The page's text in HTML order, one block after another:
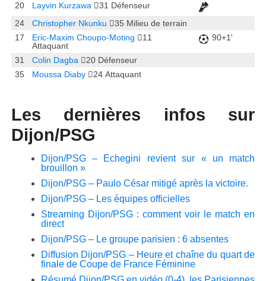
20
Layvin Kurzawa 31 Défenseur
24
Christopher Nkunku 35 Milieu de terrain
17
Eric-Maxim Choupo-Moting
11
Attaquant
90+1'
31 Colin Dagba 20 Défenseur
35
Moussa Diaby 24 Attaquant
Les dernières infos sur
Dijon/PSG
Dijon/PSG – Echegini revient sur « un match
brouillon »
Dijon/PSG – Paulo César mitigé après la victoire.
Dijon/PSG – Les équipes officielles
Streaming Dijon/PSG : comment voir le match en
direct
Dijon/PSG – Le groupe parisien : 6 absentes
Diffusion Dijon/PSG – Heure et chaîne du quart de
finale de Coupe de France Féminine